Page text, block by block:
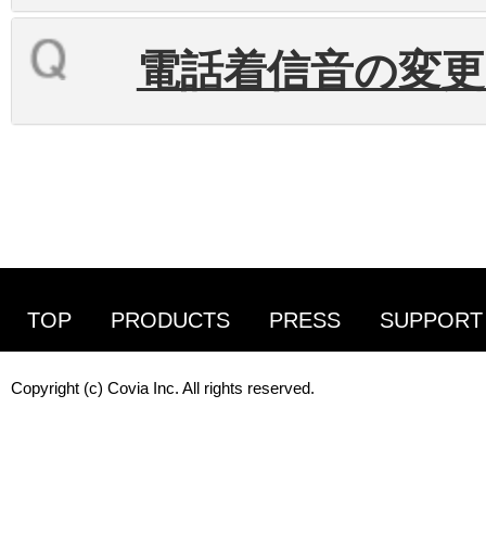
電話着信音の変
TOP PRODUCTS PRESS SUPPORT
Copyright (c) Covia Inc. All rights reserved.